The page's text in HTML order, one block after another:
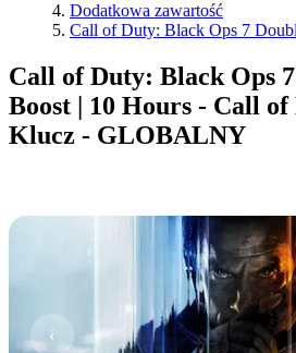
Dodatkowa zawartość
Call of Duty: Black Ops 7
Call of Duty: Black Ops
Boost | 10 Hours - Call
Klucz - GLOBALNY